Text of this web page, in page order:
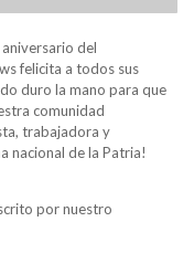
del
felicita a todos sus
duro la mano para que
comunidad
trabajadora y
nacional de la Patria!
por nuestro